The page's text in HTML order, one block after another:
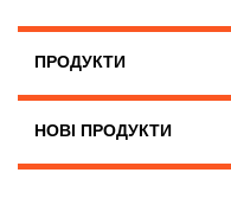
ПРОДУКТИ
НОВІ ПРОДУКТИ